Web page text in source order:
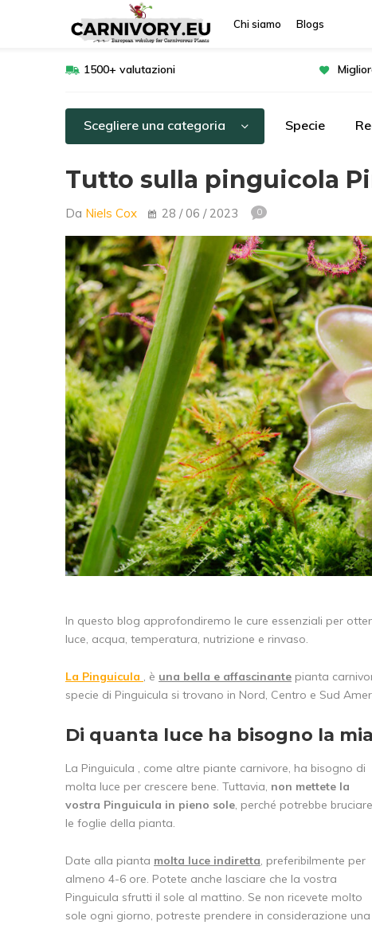
Chi siamo Blogs
1500+ valutazioni
Scegliere una categoria Specie
Tutto sulla pinguicola
Da Niels Cox 28 / 06 / 2023 0
In questo blog approfondiremo le cure essenziali per
luce, acqua, temperatura, nutrizione e rinvaso.
La Pinguicula , è una bella e affascinante pianta
specie di Pinguicula si trovano in Nord, Centro e Sud
Di quanta luce ha bisogno la
La Pinguicula , come altre piante carnivore, ha bisogno di
molta luce per crescere bene. Tuttavia, non mettete la
vostra Pinguicula in pieno sole, perché potrebbe bruciare
le foglie della pianta.
Date alla pianta molta luce indiretta, preferibilmente per
almeno 4-6 ore. Potete anche lasciare che la vostra
Pinguicula sfrutti il sole al mattino. Se non ricevete molto
sole ogni giorno, potreste prendere in considerazione una